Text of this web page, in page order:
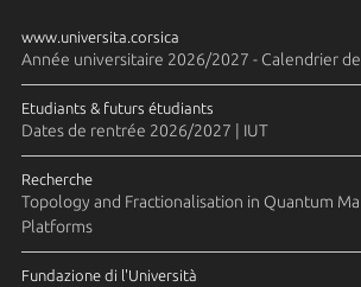
www.universita.corsica
Année universitaire 2026/2027 - Calendrier
Etudiants & futurs étudiants
Dates de rentrée 2026/2027 | IUT
Recherche
Topology and Fractionalisation in Quantum
Platforms
Fundazione di l'Università